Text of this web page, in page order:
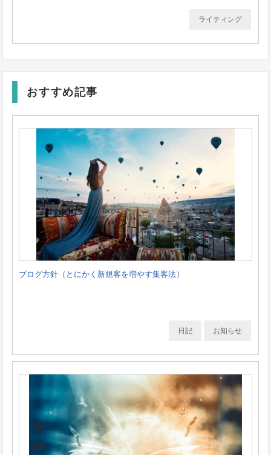
ライティング
おすすめ記事
ブログ方針（とにかく新規客を増やす集客法）
お知らせ
日記